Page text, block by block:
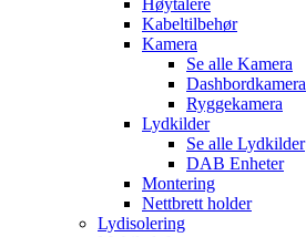
Kabeltilbehør
Kamera
Se alle Kamera
Dashbordkamera
Ryggekamera
Lydkilder
Se alle Lydkilder
DAB Enheter
Montering
Nettbrett holder
Lydisolering